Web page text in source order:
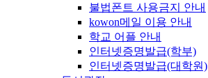
불법폰트 사용금지 안내
kowon메일 이용 안내
학교 어플 안내
인터넷증명발급(학부)
인터넷증명발급(대학원)